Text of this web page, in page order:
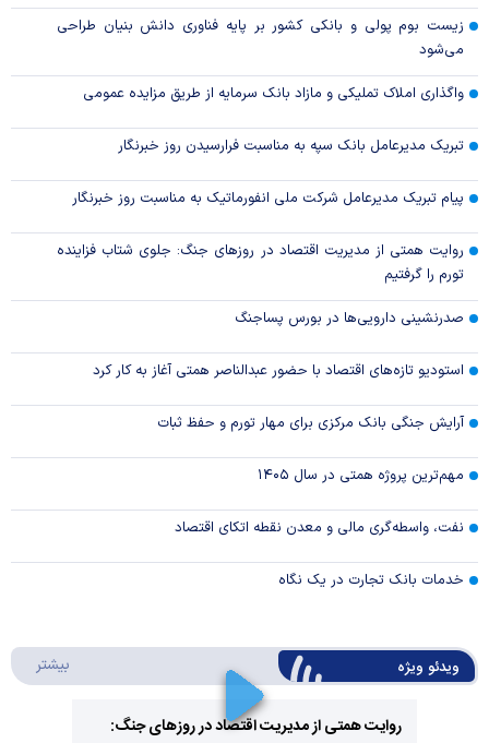
زیست بوم پولی و بانکی کشور بر پایه فناوری دانش بنیان طراحی
می‌شود
واگذاری املاک تملیکی و مازاد بانک سرمایه از طریق مزایده عمومی
تبریک مدیرعامل بانک سپه به مناسبت فرارسیدن روز خبرنگار
پیام تبریک مدیرعامل شرکت ملی انفورماتیک به مناسبت روز خبرنگار
روایت همتی از مدیریت اقتصاد در روزهای جنگ: جلوی شتاب فزاینده
تورم را گرفتیم
صدرنشینی دارویی‌ها در بورس پساجنگ
استودیو تازه‌های اقتصاد با حضور عبدالناصر همتی آغاز به کار کرد
آرایش جنگی بانک مرکزی برای مهار تورم و حفظ ثبات
مهم‌ترین پروژه همتی در سال ۱۴۰۵
نفت، واسطه‌گری مالی و معدن نقطه اتکای اقتصاد
خدمات بانک تجارت در یک نگاه
ویدئو ویژه بیشتر
روایت همتی از مدیریت اقتصاد در روزهای جنگ: